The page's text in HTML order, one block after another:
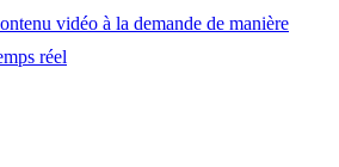
vidéo à la demande de manière
réel